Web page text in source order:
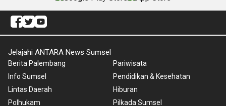
Jelajahi ANTARA News Sumsel
Berita Palembang
Info Sumsel
Lintas Daerah
Polhukam
Pariwisata
Pendidikan & Kesehatan
Hiburan
Pilkada Sumsel